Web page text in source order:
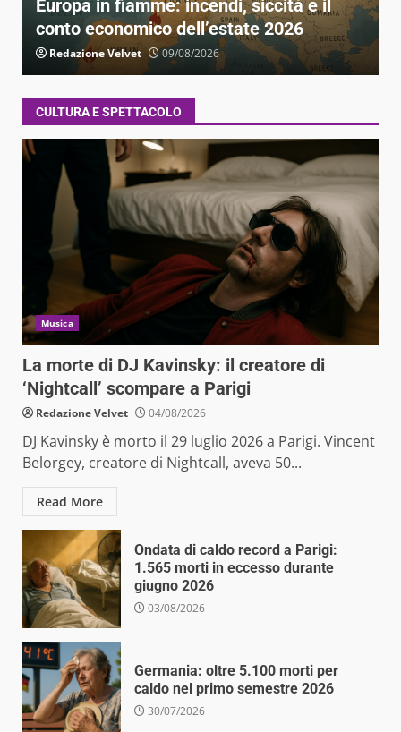
Europa in fiamme: incendi, siccità e il
conto economico dell’estate 2026
Redazione Velvet 09/08/2026
CULTURA E SPETTACOLO
Musica
La morte di DJ Kavinsky: il creatore di
‘Nightcall’ scompare a Parigi
Redazione Velvet 04/08/2026
DJ Kavinsky è morto il 29 luglio 2026 a Parigi. Vincent
Belorgey, creatore di Nightcall, aveva 50...
Read More
Ondata di caldo record a Parigi:
1.565 morti in eccesso durante
giugno 2026
03/08/2026
Germania: oltre 5.100 morti per
caldo nel primo semestre 2026
30/07/2026